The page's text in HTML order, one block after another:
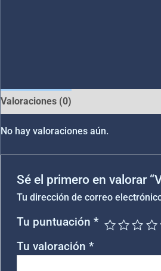
Valoraciones (0)
No hay valoraciones aún.
Sé el primero en valorar
Tu dirección de correo
Tu puntuación*
Tu valoración*